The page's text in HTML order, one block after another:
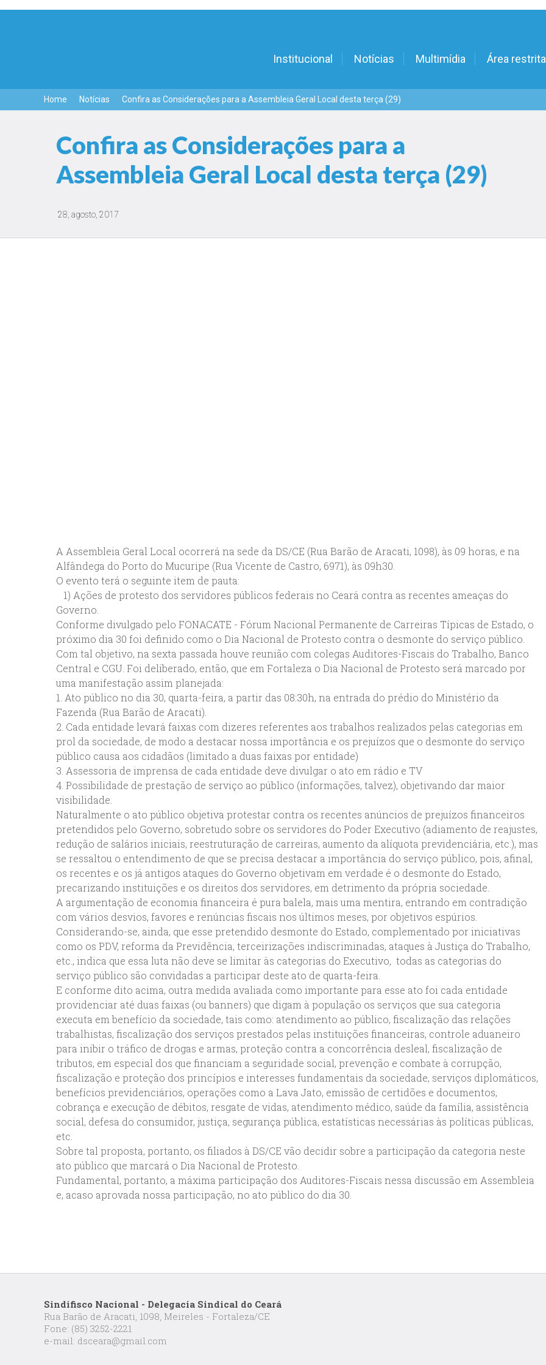
Institucional Notícias Multimídia Área restrita
Home Notícias Confira as Considerações para a Assembleia Geral Local desta terça (29)
Confira as Considerações para a
Assembleia Geral Local desta terça (29)
28, agosto, 2017
A Assembleia Geral Local ocorrerá na sede da DS/CE (Rua Barão de Aracati, 1098), às 09 horas, e na
Alfândega do Porto do Mucuripe (Rua Vicente de Castro, 6971), às 09h30.
O evento terá o seguinte item de pauta:
1) Ações de protesto dos servidores públicos federais no Ceará contra as recentes ameaças do
Governo.
Conforme divulgado pelo FONACATE - Fórum Nacional Permanente de Carreiras Típicas de Estado, o
próximo dia 30 foi definido como o Dia Nacional de Protesto contra o desmonte do serviço público.
Com tal objetivo, na sexta passada houve reunião com colegas Auditores-Fiscais do Trabalho, Banco
Central e CGU. Foi deliberado, então, que em Fortaleza o Dia Nacional de Protesto será marcado por
uma manifestação assim planejada:
1. Ato público no dia 30, quarta-feira, a partir das 08:30h, na entrada do prédio do Ministério da
Fazenda (Rua Barão de Aracati).
2. Cada entidade levará faixas com dizeres referentes aos trabalhos realizados pelas categorias em
prol da sociedade, de modo a destacar nossa importância e os prejuízos que o desmonte do serviço
público causa aos cidadãos (limitado a duas faixas por entidade)
3. Assessoria de imprensa de cada entidade deve divulgar o ato em rádio e TV
4. Possibilidade de prestação de serviço ao público (informações, talvez), objetivando dar maior
visibilidade.
Naturalmente o ato público objetiva protestar contra os recentes anúncios de prejuízos financeiros
pretendidos pelo Governo, sobretudo sobre os servidores do Poder Executivo (adiamento de reajustes,
redução de salários iniciais, reestruturação de carreiras, aumento da alíquota previdenciária, etc.), mas
se ressaltou o entendimento de que se precisa destacar a importância do serviço público, pois, afinal,
os recentes e os já antigos ataques do Governo objetivam em verdade é o desmonte do Estado,
precarizando instituições e os direitos dos servidores, em detrimento da própria sociedade.
A argumentação de economia financeira é pura balela, mais uma mentira, entrando em contradição
com vários desvios, favores e renúncias fiscais nos últimos meses, por objetivos espúrios.
Considerando-se, ainda, que esse pretendido desmonte do Estado, complementado por iniciativas
como os PDV, reforma da Previdência, terceirizações indiscriminadas, ataques à Justiça do Trabalho,
etc., indica que essa luta não deve se limitar às categorias do Executivo, todas as categorias do
serviço público são convidadas a participar deste ato de quarta-feira.
E conforme dito acima, outra medida avaliada como importante para esse ato foi cada entidade
providenciar até duas faixas (ou banners) que digam à população os serviços que sua categoria
executa em benefício da sociedade, tais como: atendimento ao público, fiscalização das relações
trabalhistas, fiscalização dos serviços prestados pelas instituições financeiras, controle aduaneiro
para inibir o tráfico de drogas e armas, proteção contra a concorrência desleal, fiscalização de
tributos, em especial dos que financiam a seguridade social, prevenção e combate à corrupção,
fiscalização e proteção dos princípios e interesses fundamentais da sociedade, serviços diplomáticos,
benefícios previdenciários, operações como a Lava Jato, emissão de certidões e documentos,
cobrança e execução de débitos, resgate de vidas, atendimento médico, saúde da família, assistência
social, defesa do consumidor, justiça, segurança pública, estatísticas necessárias às políticas públicas,
etc.
Sobre tal proposta, portanto, os filiados à DS/CE vão decidir sobre a participação da categoria neste
ato público que marcará o Dia Nacional de Protesto.
Fundamental, portanto, a máxima participação dos Auditores-Fiscais nessa discussão em Assembleia
e, acaso aprovada nossa participação, no ato público do dia 30.
Sindifisco Nacional - Delegacia Sindical do Ceará
Rua Barão de Aracati, 1098, Meireles - Fortaleza/CE
Fone: (85) 3252-2221
e-mail: dsceara@gmail.com